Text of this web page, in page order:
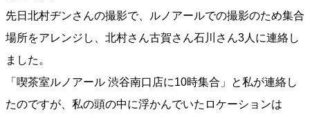
先日北村ヂンさんの撮影で、ルノアールでの撮影のため集合
場所をアレンジし、北村さん古賀さん石川さん3人に連絡し
ました。
「喫茶室ルノアール 渋谷南口店に10時集合」と私が連絡し
たのですが、私の頭の中に浮かんでいたロケーションは